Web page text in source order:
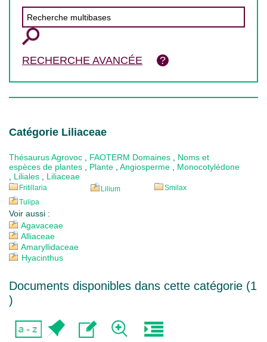
RECHERCHE AVANCÉE
Catégorie Liliaceae
Thésaurus Agrovoc FAOTERM Domaines
Noms et
espèces de plantes
Plante Angiosperme
Monocotylédone
Liliales Liliaceae
Fritillaria Lilium
Smilax
Tulipa
Voir aussi :
Agavaceae
Alliaceae
Amaryllidaceae
Hyacinthus
Documents disponibles dans cette catégorie (1
)